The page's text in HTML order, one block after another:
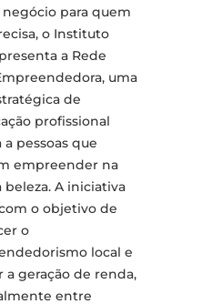
negócio para quem
o Instituto
a Rede
uma
de
profissional
pessoas que
empreender na
beleza. A iniciativa
o objetivo de
o
local e
a geração de renda,
entre